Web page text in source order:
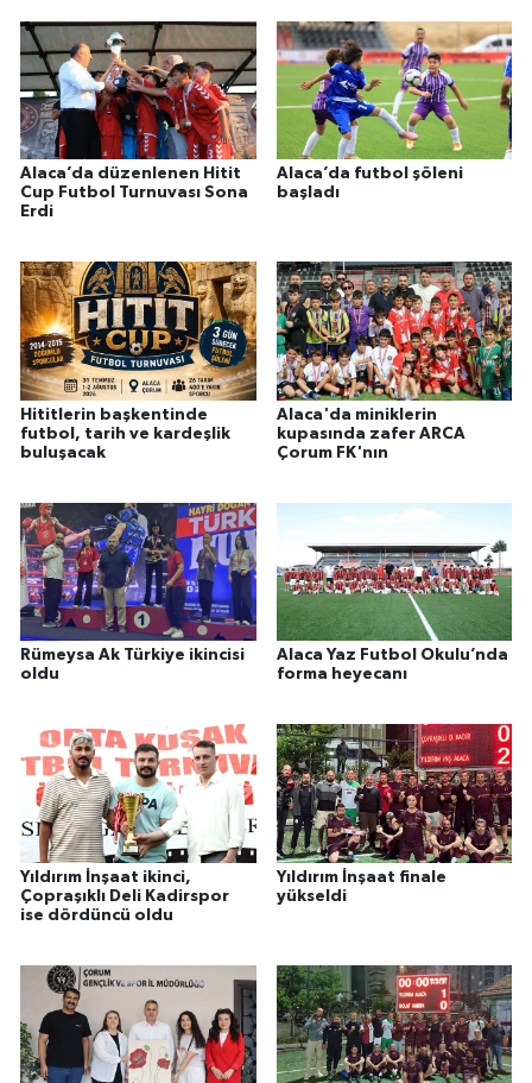
Alaca’da düzenlenen Hitit
Cup Futbol Turnuvası Sona
Erdi
Alaca’da futbol şöleni
başladı
Hititlerin başkentinde
futbol, tarih ve kardeşlik
buluşacak
Alaca'da miniklerin
kupasında zafer ARCA
Çorum FK'nın
Rümeysa Ak Türkiye ikincisi
oldu
Alaca Yaz Futbol Okulu’nda
forma heyecanı
Yıldırım İnşaat ikinci,
Çopraşıklı Deli Kadirspor
ise dördüncü oldu
Yıldırım İnşaat finale
yükseldi